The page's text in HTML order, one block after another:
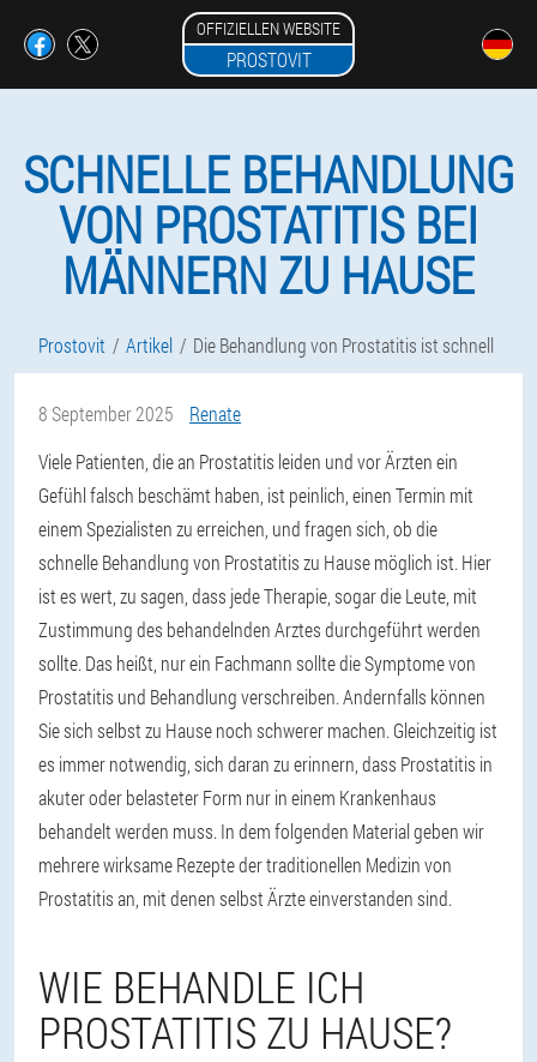
OFFIZIELLEN WEBSITE
PROSTOVIT
SCHNELLE BEHANDLUNG
VON PROSTATITIS BEI
MÄNNERN ZU HAUSE
Prostovit Artikel Die Behandlung von Prostatitis ist schnell
8 September 2025
Renate
Viele Patienten, die an Prostatitis leiden und vor Ärzten ein
Gefühl falsch beschämt haben, ist peinlich, einen Termin mit
einem Spezialisten zu erreichen, und fragen sich, ob die
schnelle Behandlung von Prostatitis zu Hause möglich ist. Hier
ist es wert, zu sagen, dass jede Therapie, sogar die Leute, mit
Zustimmung des behandelnden Arztes durchgeführt werden
sollte. Das heißt, nur ein Fachmann sollte die Symptome von
Prostatitis und Behandlung verschreiben. Andernfalls können
Sie sich selbst zu Hause noch schwerer machen. Gleichzeitig ist
es immer notwendig, sich daran zu erinnern, dass Prostatitis in
akuter oder belasteter Form nur in einem Krankenhaus
behandelt werden muss. In dem folgenden Material geben wir
mehrere wirksame Rezepte der traditionellen Medizin von
Prostatitis an, mit denen selbst Ärzte einverstanden sind.
WIE BEHANDLE ICH
PROSTATITIS ZU HAUSE?